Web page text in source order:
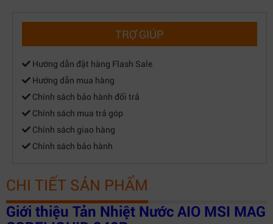
TRỢ GIÚP
Hướng dẫn đặt hàng Flash Sale
Hướng dẫn mua hàng
Chính sách bảo hành đổi trả
Chính sách mua trả góp
Chính sách giao hàng
Chính sách bảo hành
CHI TIẾT SẢN PHẨM
Giới thiệu Tản Nhiệt Nước AIO MSI MAG